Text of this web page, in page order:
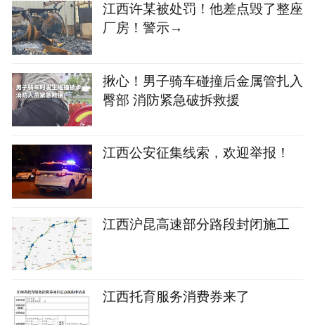
江西许某被处罚！他差点毁了整座
厂房！警示→
揪心！男子骑车碰撞后金属管扎入
臀部 消防紧急破拆救援
江西公安征集线索，欢迎举报！
江西沪昆高速部分路段封闭施工
江西托育服务消费券来了